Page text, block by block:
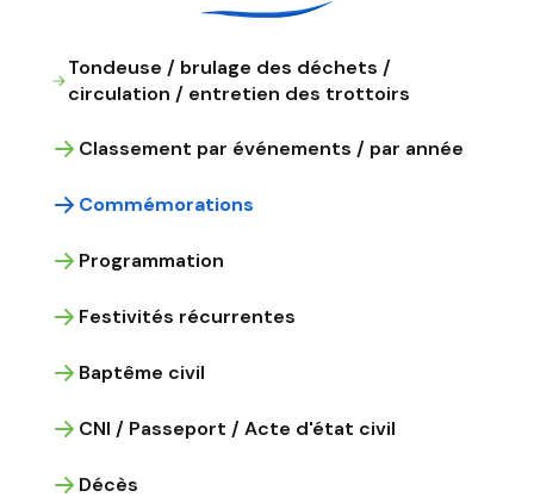
Tondeuse / brulage des déchets /
circulation / entretien des trottoirs
Classement par événements / par année
Commémorations
Programmation
Festivités récurrentes
Baptême civil
CNI / Passeport / Acte d'état civil
Décès